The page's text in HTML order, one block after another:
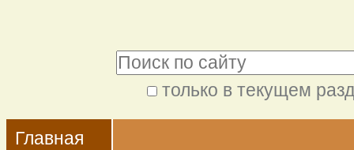
содержимому.
Перейти
только в текущем
поиск
Navigation
Главная